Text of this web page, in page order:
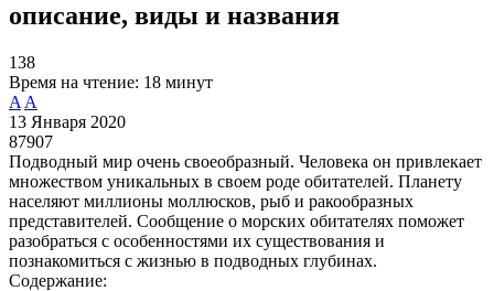
описание, виды и названия
138
Время на чтение: 18 минут
A A
13 Января 2020
87907
Подводный мир очень своеобразный. Человека он привлекает
множеством уникальных в своем роде обитателей. Планету
населяют миллионы моллюсков, рыб и ракообразных
представителей. Сообщение о морских обитателях поможет
разобраться с особенностями их существования и
познакомиться с жизнью в подводных глубинах.
Содержание: